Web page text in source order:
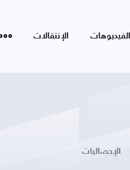
الفيديوهات الإنتقالات
الإحصائيات